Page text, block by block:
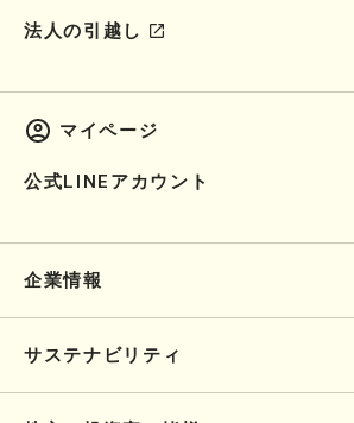
法人の引越し
マイページ
公式LINEアカウント
企業情報
サステナビリティ